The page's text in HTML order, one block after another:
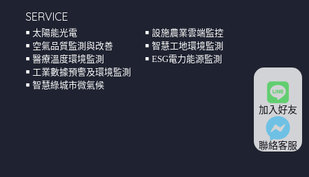
加入好友
聯絡客服
SERVICE
￭ 太陽能光電
￭ 空氣品質監測與改善
￭ 醫療溫度環境監測
￭ 工業數據預警及環境監測
￭ 智慧綠城市微氣候
￭ 設施農業雲端監控
￭ 智慧工地環境監測
￭ ESG電力能源監測